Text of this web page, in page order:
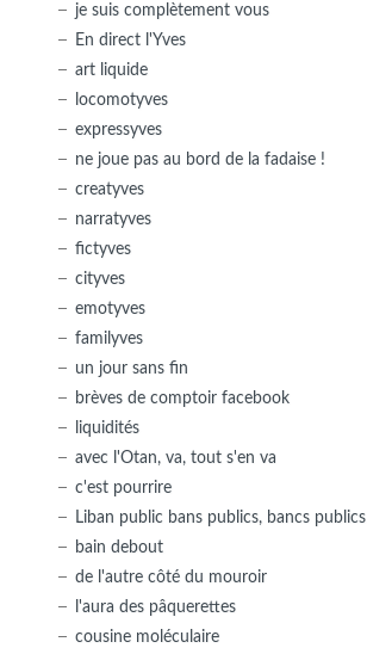
je suis complètement vous
En direct l'Yves
art liquide
locomotyves
expressyves
ne joue pas au bord de la fadaise !
creatyves
narratyves
fictyves
cityves
emotyves
familyves
un jour sans fin
brèves de comptoir facebook
liquidités
avec l'Otan, va, tout s'en va
c'est pourrire
Liban public bans publics, bancs publics
bain debout
de l'autre côté du mouroir
l'aura des pâquerettes
cousine moléculaire